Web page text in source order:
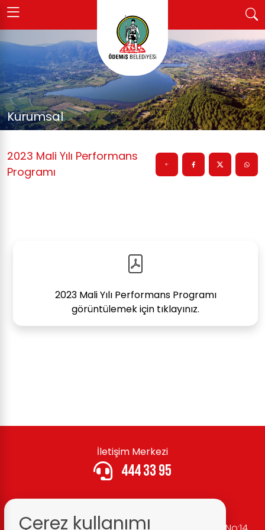
Kurumsal
2023 Mali Yılı Performans
Programı
2023 Mali Yılı Performans Programı
görüntülemek için tıklayınız.
İletişim Merkezi
444 33 95
Çerez kullanımı